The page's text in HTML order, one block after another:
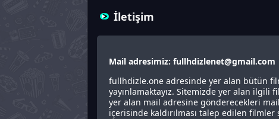
İletişim
Mail adresimiz: fullhdizlenet@gmail.com
fullhdizle.one adresinde yer alan bütün
yayınlamaktayız. Sitemizde yer alan ilgili
yer alan mail adresine gönderecekleri
içerisinde kaldırılması talep edilen filmler